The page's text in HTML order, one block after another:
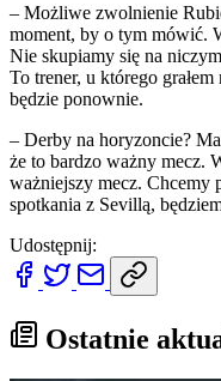
– Możliwe zwolnienie
moment, by o tym mówić.
Nie skupiamy się na
To trener, u którego
będzie ponownie.
– Derby na horyzoncie?
że to bardzo ważny mecz.
ważniejszy mecz. Chcemy
spotkania z Sevillą,
Udostępnij:
Ostatnie